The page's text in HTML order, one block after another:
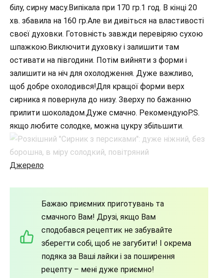
білу, сирну масу.Випікала при 170 гр.1 год. В кінці 20
хв. збавила на 160 гр.Але ви дивіться на властивості
своєї духовки. Готовність завжди перевіряю сухою
шпажкою.Виключити духовку і залишити там
остивати на півгодини. Потім вийняти з форми і
залишити на ніч для охолодження. Дуже важливо,
щоб добре охолодився!Для кращої форми верх
сирника я повернула до низу. Зверху по бажанню
прилити шоколадом.Дуже смачно. РекомендуюP.S.
якщо любите солодке, можна цукру збільшити.
Джерело
Бажаю приємних приготувань та
смачного Вам! Друзі, якщо Вам
сподобався рецептик не забувайте
зберегти собі, щоб не загубити! І окрема
подяка за Ваші лайки і за поширення
рецепту – мені дуже приємно!